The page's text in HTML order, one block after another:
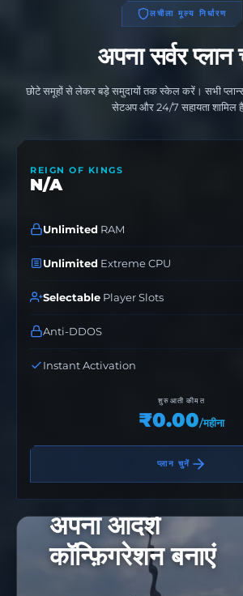
लचीला मूल्य निर्धारण
अपना सर्वर
छोटे समूहों से लेकर बड़े समुदायों तक स्केल करें। सभी
सेटअप और 24/7 सहायता शामिल
REIGN OF KINGS
N/A
Unlimited RAM
Unlimited Extreme CPU
Selectable Player Slots
Anti-DDOS
Instant Activation
शुरुआती कीमत
₹0.00/महीना
प्लान चुनें
अपना आदर्श
कॉन्फ़िगरेशन बनाएं